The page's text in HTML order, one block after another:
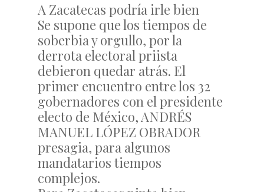
A Zacatecas podría irle bien
Se supone que los tiempos de
soberbia y orgullo, por la
derrota electoral priista
debieron quedar atrás. El
primer encuentro entre los 32
gobernadores con el presidente
electo de México, ANDRÉS
MANUEL LÓPEZ OBRADOR
presagia, para algunos
mandatarios tiempos
complejos.